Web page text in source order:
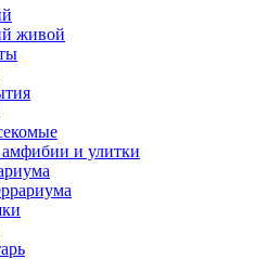
живой
и улитки